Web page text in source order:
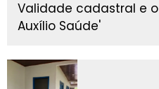
Validade cadastral e
Auxílio Saúde'